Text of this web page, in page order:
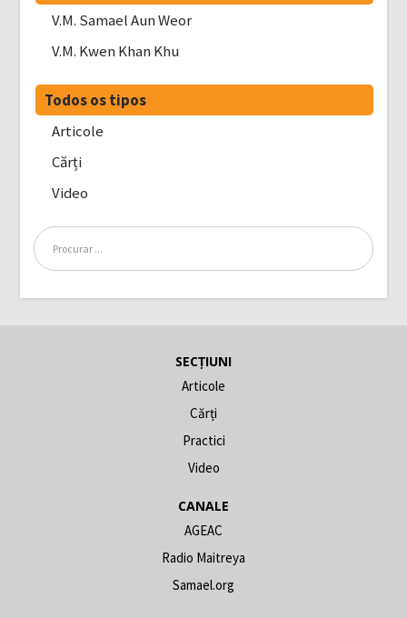
V.M. Samael Aun Weor
V.M. Kwen Khan Khu
Todos os tipos
Articole
Cărți
Video
SECȚIUNI
Articole
Cărți
Practici
Video
CANALE
AGEAC
Radio Maitreya
Samael.org